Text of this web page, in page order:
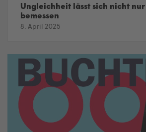
Ungleichheit lässt sich nicht
bemessen
8. April 2025